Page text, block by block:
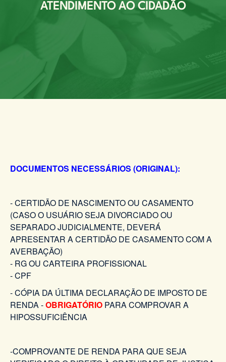
ATENDIMENTO AO CIDADÃO
DOCUMENTOS NECESSÁRIOS (ORIGINAL):
- CERTIDÃO DE NASCIMENTO OU CASAMENTO
(CASO O USUÁRIO SEJA DIVORCIADO OU
SEPARADO JUDICIALMENTE, DEVERÁ
APRESENTAR A CERTIDÃO DE CASAMENTO COM A
AVERBAÇÃO)
- RG OU CARTEIRA PROFISSIONAL
- CPF
- CÓPIA DA ÚLTIMA DECLARAÇÃO DE IMPOSTO DE
RENDA -OBRIGATÓRIO PARA COMPROVAR A
HIPOSSUFICIÊNCIA
-COMPROVANTE DE RENDA PARA QUE SEJA